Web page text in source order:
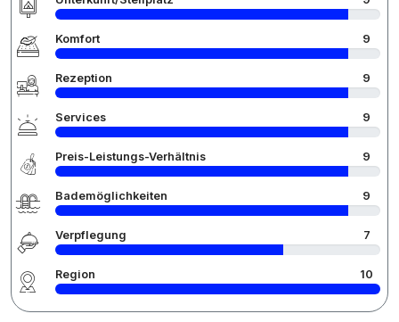
Komfort 9
Rezeption 9
Services 9
Preis-Leistungs-Verhältnis 9
Bademöglichkeiten 9
Verpflegung 7
Region 10